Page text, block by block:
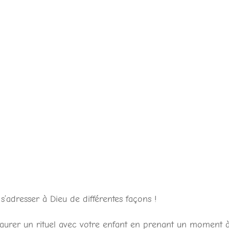
à Dieu de différentes façons !
un rituel avec votre enfant en prenant un moment